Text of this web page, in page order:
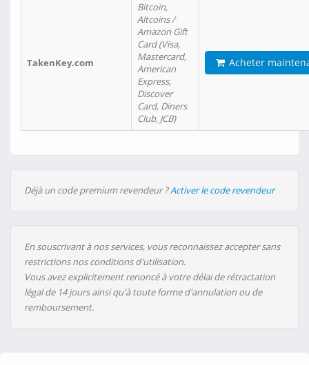
TakenKey.com
Bitcoin,
Altcoins /
Amazon Gift
Card (Visa,
Mastercard,
American
Express,
Discover
Card, Diners
Club, JCB)
Acheter
Déjà un code premium revendeur ?Activer le code revendeur
En souscrivant à nos services, vous reconnaissez accepter sans
restrictions nos conditions d'utilisation.
Vous avez explicitement renoncé à votre délai de rétractation
légal de 14 jours ainsi qu'à toute forme d'annulation ou de
remboursement.